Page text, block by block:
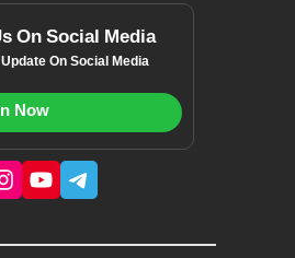
On Social Media
On Social Media
Now